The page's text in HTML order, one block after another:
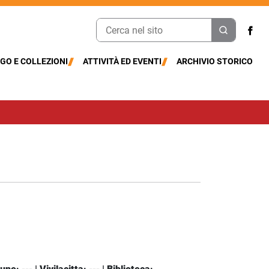
E COLLEZIONI ATTIVITÀ ED EVENTI ARCHIVIO STORICO